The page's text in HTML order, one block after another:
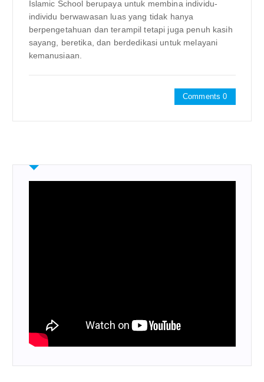
Islamic School berupaya untuk membina individu-
individu berwawasan luas yang tidak hanya
berpengetahuan dan terampil tetapi juga penuh kasih
sayang, beretika, dan berdedikasi untuk melayani
kemanusiaan.
Comments 0